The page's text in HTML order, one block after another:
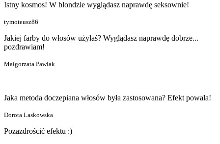
Istny kosmos! W blondzie wyglądasz naprawdę seksownie!
tymoteusz86
Jakiej farby do włosów użyłaś? Wyglądasz naprawdę dobrze...
pozdrawiam!
Małgorzata Pawlak
Jaka metoda doczepiana włosów była zastosowana? Efekt powala!
Dorota Laskowska
Pozazdrościć efektu :)